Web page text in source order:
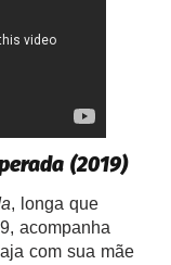
(2019)
, longa que
acompanha
com sua mãe